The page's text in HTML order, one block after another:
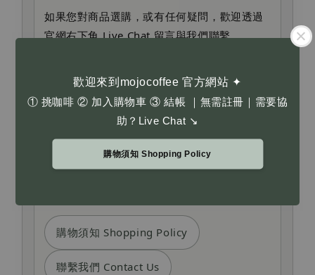
歡迎來到mojocoffee 官方網站 ✦
① 挑咖啡 ② 加入購物車 ③ 結帳 ｜無需註冊｜需要協
助？Live Chat ↘
購物須知 Shopping Policy
如果您對商品選購，或有任何疑問，歡迎透過
官網右下角 Live Chat 留言與我們聯繫。
selection or need assistance, feel free to
leave us a message via the Live Chat at the
bottom right corner of our website.
We will never contact you by phone or
SMS to request payment changes. Please
購物須知 Shopping Policy
聯繫我們 Contact Us